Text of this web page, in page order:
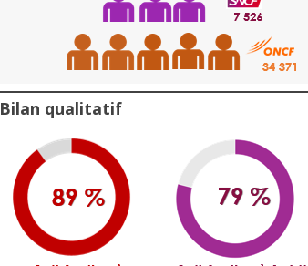
Bilan qualitatif